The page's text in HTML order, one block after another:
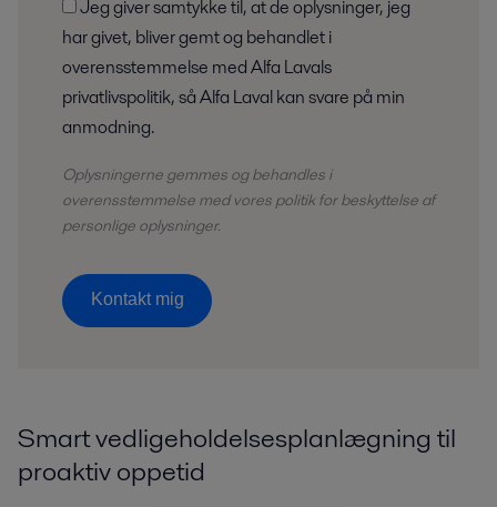
har givet, bliver gemt og behandlet i
overensstemmelse med Alfa Lavals
privatlivspolitik, så Alfa Laval kan svare på min
anmodning.
Oplysningerne gemmes ogbehandles i
overensstemmelse med vores politik for beskyttelse af
personlige oplysninger.
Kontakt mig
Smart vedligeholdelsesplanlægning til
proaktiv oppetid